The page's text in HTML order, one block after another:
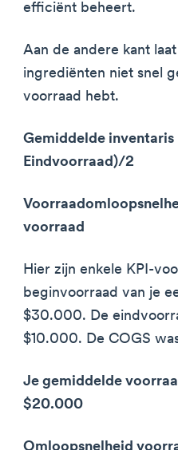
efficiënt beheert.
Aan de andere kant
ingrediënten niet snel
voorraad hebt.
Gemiddelde inventaris
Eindvoorraad)/2
voorraad
Hier zijn enkele KPI-
beginvoorraad van je
$30.000. De
$10.000. De COGS
Je gemiddelde
$20.000